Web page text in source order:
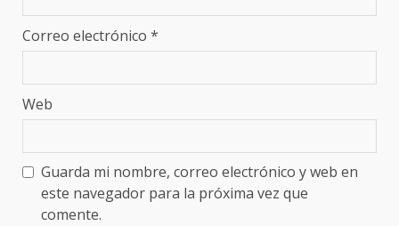
Correo electrónico *
Web
Guarda mi nombre, correo electrónico y web en
este navegador para la próxima vez que
comente.